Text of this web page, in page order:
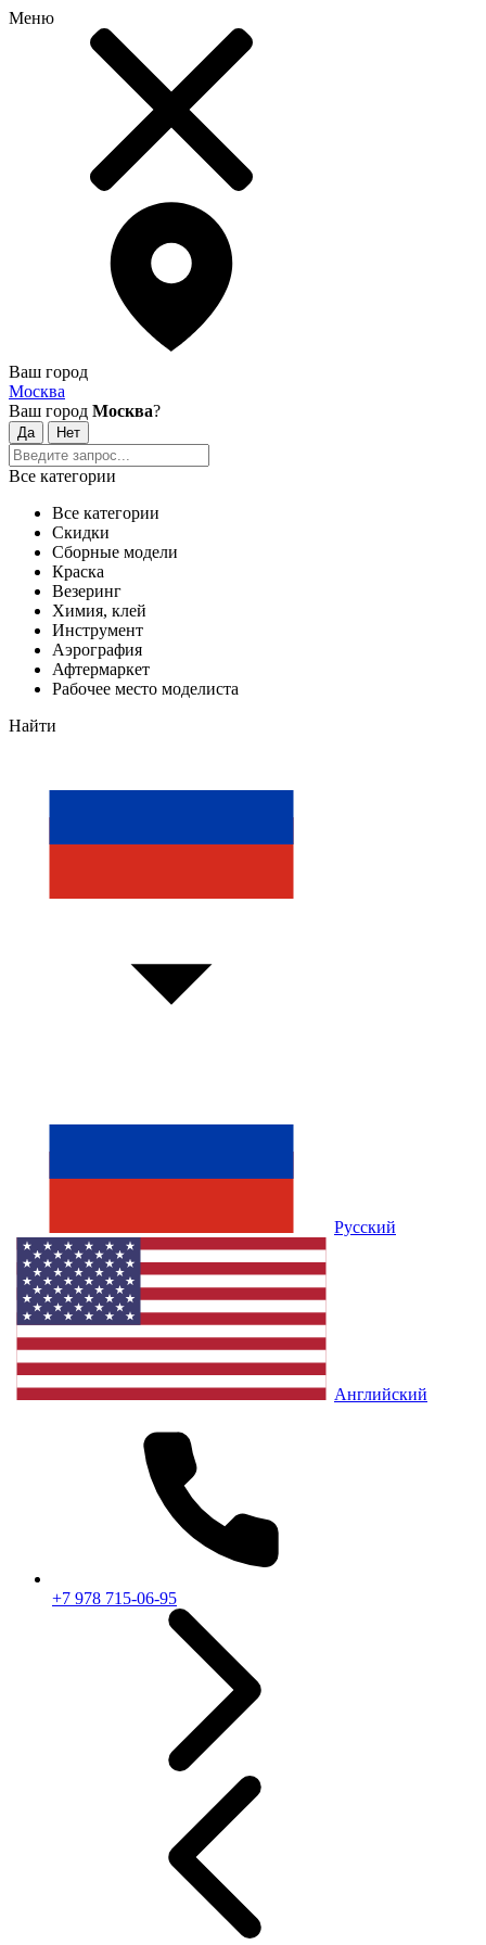
Меню
Ваш город
Москва
Ваш город Москва?
Все категории
Все категории
Скидки
Сборные модели
Краска
Везеринг
Химия, клей
Инструмент
Аэрография
Афтермаркет
Рабочее место моделиста
Найти
Русский
Английский
+7 978 715-06-95